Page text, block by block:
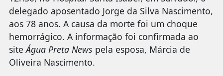
delegado aposentado Jorge da Silva Nascimento,
aos 78 anos. A causa da morte foi um choque
hemorrágico. A informação foi confirmada ao
siteÁgua Preta News pela esposa, Márcia de
Oliveira Nascimento.